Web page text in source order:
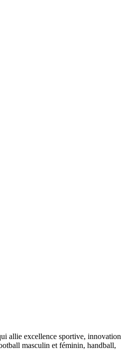
allie excellence sportive, innovation
masculin et féminin, handball,